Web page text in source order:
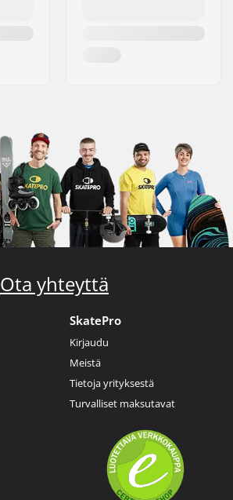
Ota yhteyttä
SkatePro
Kirjaudu
Meistä
Tietoja yrityksestä
Turvalliset maksutavat